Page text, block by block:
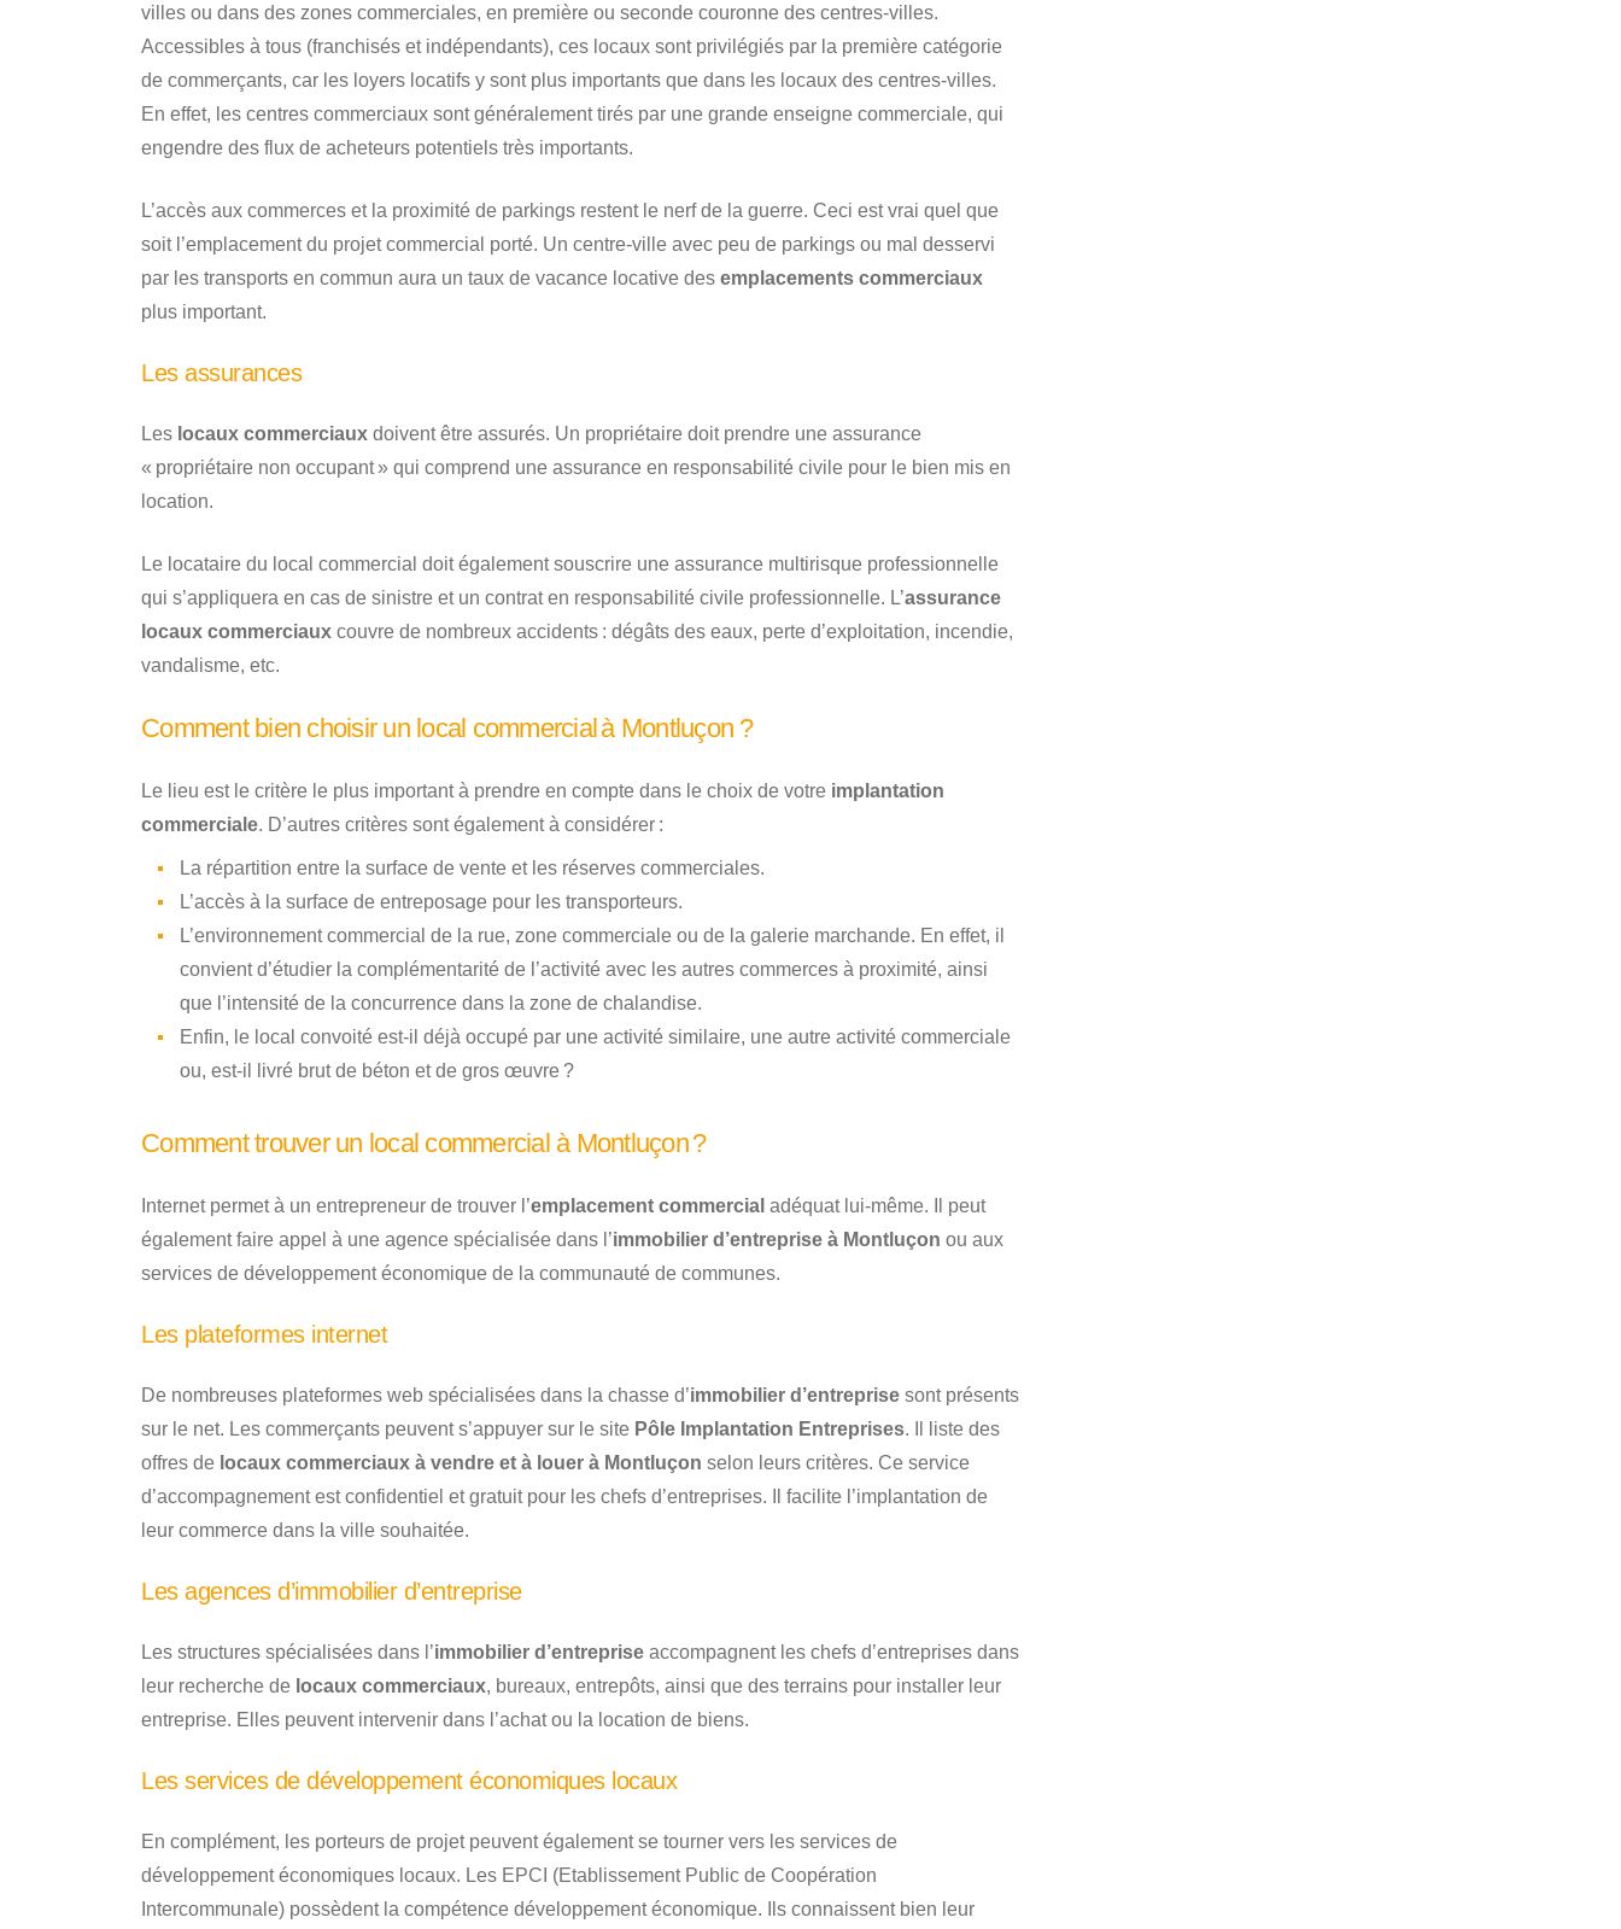
villes ou dans des zones commerciales, en première ou seconde couronne des centres-villes.
Accessibles à tous (franchisés et indépendants), ces locaux sont privilégiés par la première catégorie
de commerçants, car les loyers locatifs y sont plus importants que dans les locaux des centres-villes.
En effet, les centres commerciaux sont généralement tirés par une grande enseigne commerciale, qui
engendre des flux de acheteurs potentiels très importants.
L’accès aux commerces et la proximité de parkings restent le nerf de la guerre. Ceci est vrai quel que
soit l’emplacement du projet commercial porté. Un centre-ville avec peu de parkings ou mal desservi
par les transports en commun aura un taux de vacance locative des emplacements commerciaux
plus important.
Les assurances
Les locaux commerciaux doivent être assurés. Un propriétaire doit prendre une assurance
« propriétaire non occupant » qui comprend une assurance en responsabilité civile pour le bien mis en
location.
Le locataire du local commercial doit également souscrire une assurance multirisque professionnelle
qui s’appliquera en cas de sinistre et un contrat en responsabilité civile professionnelle. L’assurance
locaux commerciaux couvre de nombreux accidents : dégâts des eaux, perte d’exploitation, incendie,
vandalisme, etc.
Comment bien choisir un local commercial à Montluçon ?
Le lieu est le critère le plus important à prendre en compte dans le choix de votre implantation
commerciale. D’autres critères sont également à considérer :
La répartition entre la surface de vente et les réserves commerciales.
L’accès à la surface de entreposage pour les transporteurs.
L’environnement commercial de la rue, zone commerciale ou de la galerie marchande. En effet, il
convient d’étudier la complémentarité de l’activité avec les autres commerces à proximité, ainsi
que l’intensité de la concurrence dans la zone de chalandise.
Enfin, le local convoité est-il déjà occupé par une activité similaire, une autre activité commerciale
ou, est-il livré brut de béton et de gros œuvre ?
Comment trouver un local commercial à Montluçon ?
Internet permet à un entrepreneur de trouver l’emplacement commercial adéquat lui-même. Il peut
également faire appel à une agence spécialisée dans l’immobilier d’entreprise à Montluçon ou aux
services de développement économique de la communauté de communes.
Les plateformes internet
De nombreuses plateformes web spécialisées dans la chasse d’immobilier d’entreprise sont présents
sur le net. Les commerçants peuvent s’appuyer sur le site Pôle Implantation Entreprises. Il liste des
offres de locaux commerciaux à vendre et à louer à Montluçon selon leurs critères. Ce service
d’accompagnement est confidentiel et gratuit pour les chefs d’entreprises. Il facilite l’implantation de
leur commerce dans la ville souhaitée.
Les agences d’immobilier d’entreprise
Les structures spécialisées dans l’immobilier d’entreprise accompagnent les chefs d’entreprises dans
leur recherche de locaux commerciaux, bureaux, entrepôts, ainsi que des terrains pour installer leur
entreprise. Elles peuvent intervenir dans l’achat ou la location de biens.
Les services de développement économiques locaux
En complément, les porteurs de projet peuvent également se tourner vers les services de
développement économiques locaux. Les EPCI (Etablissement Public de Coopération
Intercommunale) possèdent la compétence développement économique. Ils connaissent bien leur